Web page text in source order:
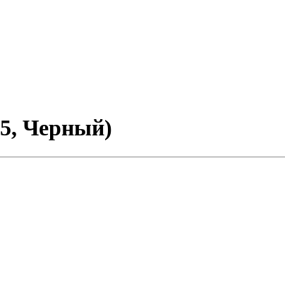
Черный)